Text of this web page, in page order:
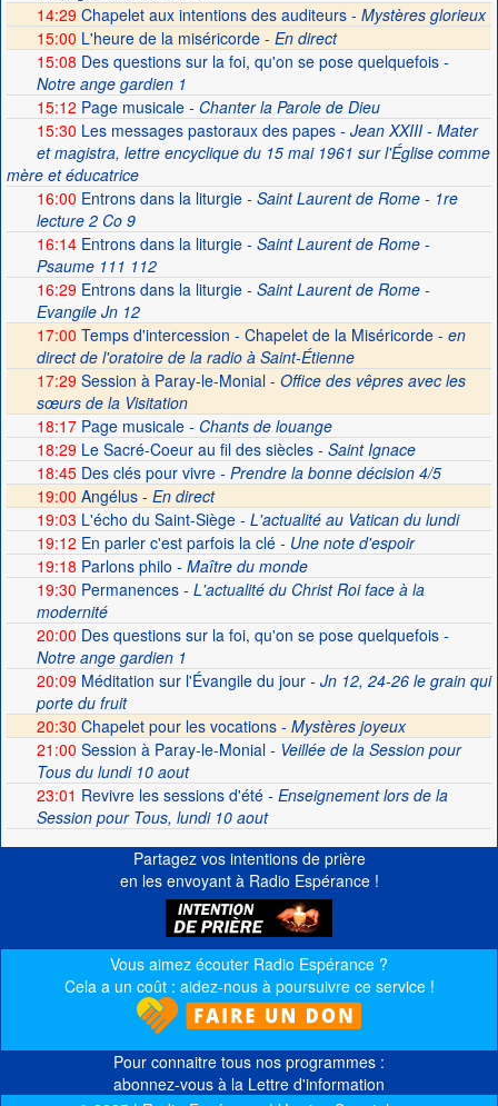
14:29 Chapelet aux intentions des auditeurs - Mystères glorieux
15:00 L'heure de la miséricorde - En direct
15:08 Des questions sur la foi, qu'on se pose quelquefois-
Notre ange gardien 1
15:12 Page musicale- Chanter la Parole de Dieu
15:30 Les messages pastoraux des papes- Jean XXIII - Mater
et magistra, lettre encyclique du 15 mai 1961 sur l'Église comme
mère et éducatrice
16:00 Entrons dans la liturgie- Saint Laurent de Rome - 1re
lecture 2 Co 9
16:14Entrons dans la liturgie- Saint Laurent de Rome -
Psaume 111 112
16:29Entrons dans la liturgie- Saint Laurent de Rome -
Evangile Jn 12
17:00 Temps d'intercession - Chapelet de la Miséricorde - en
direct de l'oratoire de la radio à Saint-Étienne
17:29 Session à Paray-le-Monial - Office des vêpres avec les
sœurs de la Visitation
18:17Page musicale- Chants de louange
18:29Le Sacré-Coeur au fil des siècles- Saint Ignace
18:45Des clés pour vivre- Prendre la bonne décision 4/5
19:00 Angélus - En direct
19:03 L'écho du Saint-Siège- L'actualité au Vatican du lundi
19:12 En parler c'est parfois la clé- Une note d'espoir
19:18 Parlons philo - Maître du monde
19:30 Permanences- L'actualité du Christ Roi face à la
modernité
20:00 Des questions sur la foi, qu'on se pose quelquefois-
Notre ange gardien 1
20:09Méditation sur l'Évangile du jour- Jn 12, 24-26 le grain qui
porte du fruit
20:30 Chapelet pour les vocations - Mystères joyeux
21:00 Session à Paray-le-Monial- Veillée de la Session pour
Tous du lundi 10 aout
23:01 Revivre les sessions d'été- Enseignement lors de la
Session pour Tous, lundi 10 aout
Partagez vos intentions de prière
en les envoyant à Radio Espérance !
Vous aimez écouter Radio Espérance ?
Cela a un coût : aidez-nous à poursuivre ce service !
Pour connaitre tous nos programmes :
abonnez-vous à la Lettre d'information